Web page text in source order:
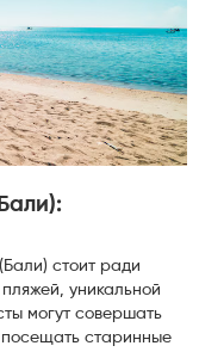
стоит ради
уникальной
могут совершать
старинные